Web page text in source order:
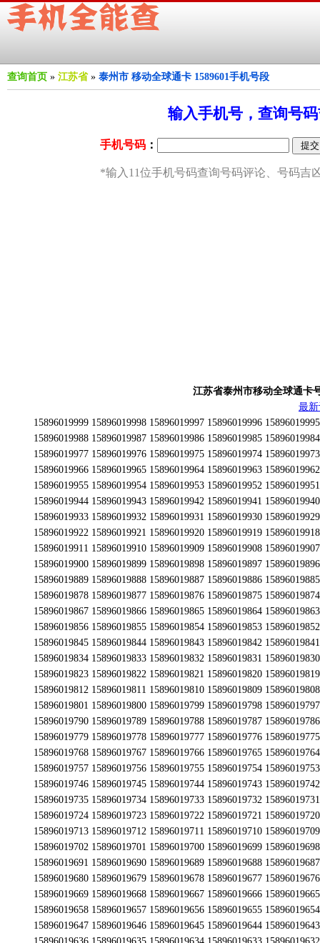
查询首页 » 江苏省 » 泰州市 移动全球通卡 1589601手机号段
输入手机号，查询号
江苏省泰州市移动全球通卡
最
15896019999 15896019998 15896019997 15896019996 15896019995 15896019994 15896019993 15896019992 15896019991 15896019990 15896019989 15896019988 15896019987 15896019986 15896019985 15896019984 15896019983 15896019982 15896019981 15896019980 15896019979 15896019978 15896019977 15896019976 15896019975 15896019974 15896019973 15896019972 15896019971 15896019970 15896019969 15896019968 15896019967 15896019966 15896019965 15896019964 15896019963 15896019962 15896019961 15896019960 15896019959 15896019958 15896019957 15896019956 15896019955 15896019954 15896019953 15896019952 15896019951 15896019950 15896019949 15896019948 15896019947 15896019946 15896019945 15896019944 15896019943 15896019942 15896019941 15896019940 15896019939 15896019938 15896019937 15896019936 15896019935 15896019934 15896019933 15896019932 15896019931 15896019930 15896019929 15896019928 15896019927 15896019926 15896019925 15896019924 15896019923 15896019922 15896019921 15896019920 15896019919 15896019918 15896019917 15896019916 15896019915 15896019914 15896019913 15896019912 15896019911 15896019910 15896019909 15896019908 15896019907 15896019906 15896019905 15896019904 15896019903 15896019902 15896019901 15896019900 15896019899 15896019898 15896019897 15896019896 15896019895 15896019894 15896019893 15896019892 15896019891 15896019890 15896019889 15896019888 15896019887 15896019886 15896019885 15896019884 15896019883 15896019882 15896019881 15896019880 15896019879 15896019878 15896019877 15896019876 15896019875 15896019874 15896019873 15896019872 15896019871 15896019870 15896019869 15896019868 15896019867 15896019866 15896019865 15896019864 15896019863 15896019862 15896019861 15896019860 15896019859 15896019858 15896019857 15896019856 15896019855 15896019854 15896019853 15896019852 15896019851 15896019850 15896019849 15896019848 15896019847 15896019846 15896019845 15896019844 15896019843 15896019842 15896019841 15896019840 15896019839 15896019838 15896019837 15896019836 15896019835 15896019834 15896019833 15896019832 15896019831 15896019830 15896019829 15896019828 15896019827 15896019826 15896019825 15896019824 15896019823 15896019822 15896019821 15896019820 15896019819 15896019818 15896019817 15896019816 15896019815 15896019814 15896019813 15896019812 15896019811 15896019810 15896019809 15896019808 15896019807 15896019806 15896019805 15896019804 15896019803 15896019802 15896019801 15896019800 15896019799 15896019798 15896019797 15896019796 15896019795 15896019794 15896019793 15896019792 15896019791 15896019790 15896019789 15896019788 15896019787 15896019786 15896019785 15896019784 15896019783 15896019782 15896019781 15896019780 15896019779 15896019778 15896019777 15896019776 15896019775 15896019774 15896019773 15896019772 15896019771 15896019770 15896019769 15896019768 15896019767 15896019766 15896019765 15896019764 15896019763 15896019762 15896019761 15896019760 15896019759 15896019758 15896019757 15896019756 15896019755 15896019754 15896019753 15896019752 15896019751 15896019750 15896019749 15896019748 15896019747 15896019746 15896019745 15896019744 15896019743 15896019742 15896019741 15896019740 15896019739 15896019738 15896019737 15896019736 15896019735 15896019734 15896019733 15896019732 15896019731 15896019730 15896019729 15896019728 15896019727 15896019726 15896019725 15896019724 15896019723 15896019722 15896019721 15896019720 15896019719 15896019718 15896019717 15896019716 15896019715 15896019714 15896019713 15896019712 15896019711 15896019710 15896019709 15896019708 15896019707 15896019706 15896019705 15896019704 15896019703 15896019702 15896019701 15896019700 15896019699 15896019698 15896019697 15896019696 15896019695 15896019694 15896019693 15896019692 15896019691 15896019690 15896019689 15896019688 15896019687 15896019686 15896019685 15896019684 15896019683 15896019682 15896019681 15896019680 15896019679 15896019678 15896019677 15896019676 15896019675 15896019674 15896019673 15896019672 15896019671 15896019670 15896019669 15896019668 15896019667 15896019666 15896019665 15896019664 15896019663 15896019662 15896019661 15896019660 15896019659 15896019658 15896019657 15896019656 15896019655 15896019654 15896019653 15896019652 15896019651 15896019650 15896019649 15896019648 15896019647 15896019646 15896019645 15896019644 15896019643 15896019642 15896019641 15896019640 15896019639 15896019638 15896019637 15896019636 15896019635